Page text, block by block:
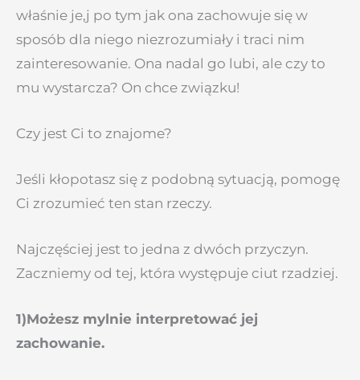
właśnie je,j po tym jak ona zachowuje się w
sposób dla niego niezrozumiały i traci nim
zainteresowanie. Ona nadal go lubi, ale czy to
mu wystarcza? On chce związku!
Czy jest Ci to znajome?
Jeśli kłopotasz się z podobną sytuacją, pomogę
Ci zrozumieć ten stan rzeczy.
Najczęściej jest to jedna z dwóch przyczyn.
Zaczniemy od tej, która występuje ciut rzadziej.
1)Możesz mylnie interpretować jej
zachowanie.